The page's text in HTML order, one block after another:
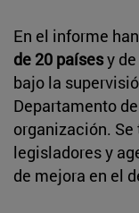
En el informe
de 20 paísesy de
bajo la
Departamento
organización.
legisladores y
de mejora en el